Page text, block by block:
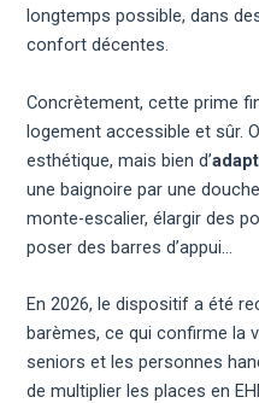
longtemps possible, dans
confort décentes.
Concrètement, cette prime
logement accessible et sûr.
esthétique, mais bien d’
une baignoire par une
monte-escalier, élargir des
poser des barres d’appui…
En 2026, le dispositif a été
barèmes, ce qui confirme la
seniors et les personnes
de multiplier les places en